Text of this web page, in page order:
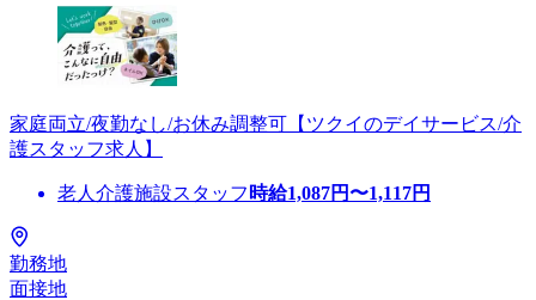
家庭両立/夜勤なし/お休み調整可【ツクイのデイサービス/介
護スタッフ求人】
老人介護施設スタッフ 時給1,087円〜1,117円
勤務地
面接地